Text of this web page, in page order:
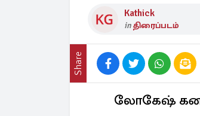
Kathick
inதிரைப்படம்
Share
லோகேஷ்